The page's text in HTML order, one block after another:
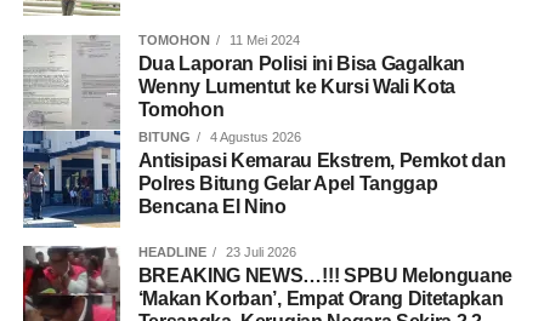
TOMOHON 11 Mei 2024
Dua Laporan Polisi ini Bisa Gagalkan
Wenny Lumentut ke Kursi Wali Kota
Tomohon
BITUNG 4 Agustus 2026
Antisipasi Kemarau Ekstrem, Pemkot dan
Polres Bitung Gelar Apel Tanggap
Bencana El Nino
HEADLINE 23 Juli 2026
BREAKING NEWS…!!! SPBU Melonguane
‘Makan Korban’, Empat Orang Ditetapkan